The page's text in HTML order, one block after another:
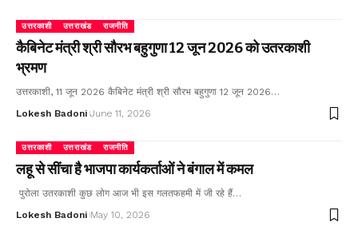
उत्तरकाशी उत्तराखंड राजनीति
कैबिनेट मंत्री श्री सौरभ बहुगुणा 12 जून 2026 को उतरकाशी
भ्रमण
उत्तरकाशी, 11 जून 2026 कैबिनेट मंत्री श्री सौरभ बहुगुणा 12 जून 2026…
Lokesh Badoni June 11, 2026
उत्तरकाशी उत्तराखंड राजनीति
लहू से सींचा है भाजपा कार्यकर्ताओं ने बंगाल में कमल
पुरोला उतरकाशी कुछ लोग आज भी इस गलतफहमी में जी रहे हैं…
Lokesh Badoni May 10, 2026